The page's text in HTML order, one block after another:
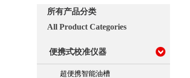
温度 校准仪器
资料下载
新闻中心
所有产品分类
All Product Categories
便携式校准仪器
超便携智能油槽